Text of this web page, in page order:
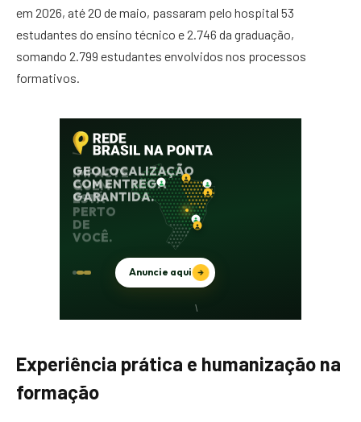
em 2026, até 20 de maio, passaram pelo hospital 53
estudantes do ensino técnico e 2.746 da graduação,
somando 2.799 estudantes envolvidos nos processos
formativos.
Experiência prática e humanização na
formação